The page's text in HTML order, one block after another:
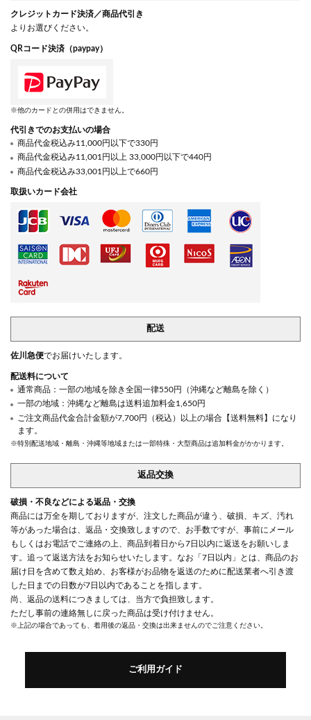
クレジットカード決済／商品代引き
よりお選びください。
QRコード決済（paypay）
※他のカードとの併用はできません。
代引きでのお支払いの場合
商品代金税込み11,000円以下で330円
商品代金税込み11,001円以上 33,000円以下で440円
商品代金税込み33,001円以上で660円
取扱いカード会社
配送
佐川急便でお届けいたします。
配送料について
通常商品：一部の地域を除き全国一律550円（沖縄など離島を除く）
一部の地域：沖縄など離島は送料追加料金1,650円
ご注文商品代金合計金額が7,700円（税込）以上の場合【送料無料】になり
ます。
※特別配送地域・離島・沖縄等地域または一部特殊・大型商品は追加料金がかかります。
返品交換
破損・不良などによる返品・交換
商品には万全を期しておりますが、注文した商品が違う、破損、キズ、汚れ
等があった場合は、返品・交換致しますので、お手数ですが、事前にメール
もしくはお電話でご連絡の上、商品到着日から7日以内に返送をお願いしま
す。追って返送方法をお知らせいたします。なお「7日以内」とは、商品のお
届け日を含めて数え始め、お客様がお品物を返送のために配送業者へ引き渡
した日までの日数が7日以内であることを指します。
尚、返品の送料につきましては、当方で負担致します。
ただし事前の連絡無しに戻った商品は受け付けません。
※上記の場合であっても、着用後の返品・交換は出来ませんのでご注意ください。
ご利用ガイド